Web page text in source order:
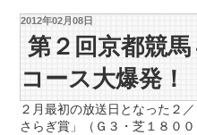
2012年02月08日
第２回京都競
コース大爆発！
２月最初の放送日となった２
さらぎ賞」（Ｇ３・芝１８０